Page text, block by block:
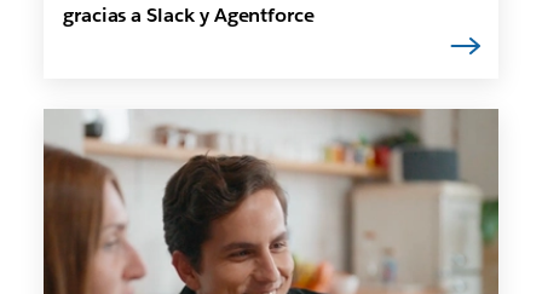
gracias a Slack y Agentforce